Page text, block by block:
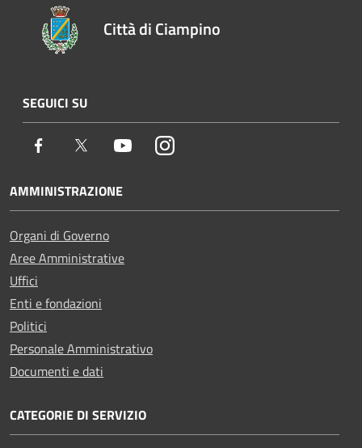
Città di Ciampino
SEGUICI SU
Facebook Twitter YoutubeInstagram
AMMINISTRAZIONE
Organi di Governo
Aree Amministrative
Uffici
Enti e fondazioni
Politici
Personale Amministrativo
Documenti e dati
CATEGORIE DI SERVIZIO